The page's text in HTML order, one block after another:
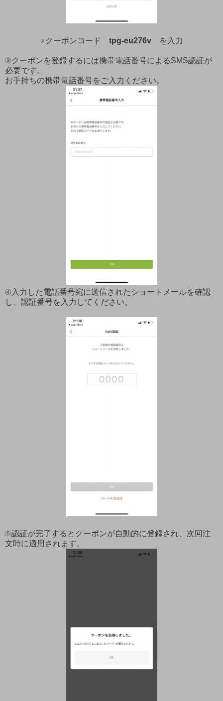
※クーポンコード tpg-eu276vを入力
③クーポンを登録するには携帯電話番号によるSMS認証が
必要です。
お手持ちの携帯電話番号をご入力ください。
④入力した電話番号宛に送信されたショートメールを確認
し、認証番号を入力してください。
⑤認証が完了するとクーポンが自動的に登録され、次回注
文時に適用されます。